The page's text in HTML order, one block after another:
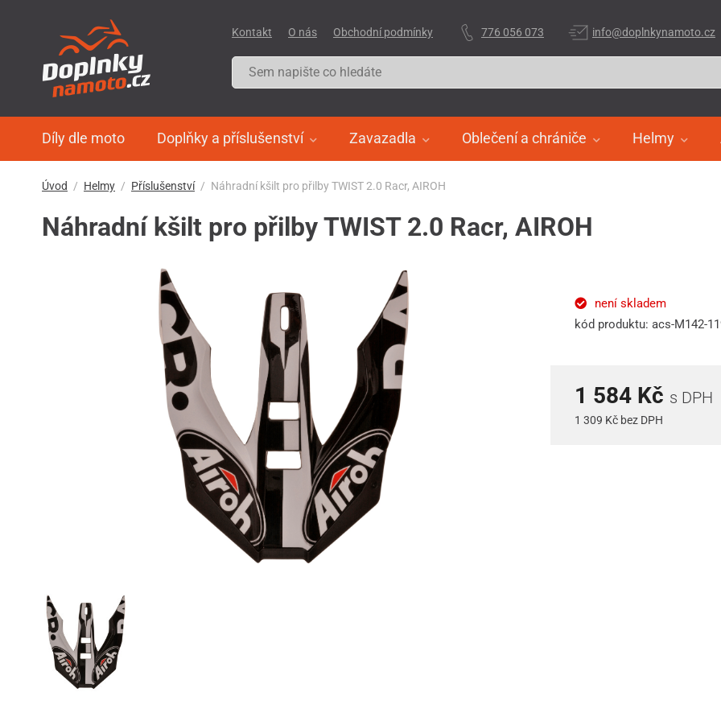
Díly dle moto Doplňky a příslušenství Zavazadla Oblečení a chrániče Helmy
Kontakt O nás Obchodní podmínky 776 056 073 info@doplnkynamoto.cz
Úvod Helmy Příslušenství Náhradní kšilt pro přilby TWIST 2.0 Racr, AIROH
Náhradní kšilt pro přilby TWIST 2.0 Racr, AIROH
není skladem
kód produktu: acs-M142-
1 584 Kč s DPH
1 309 Kč bez DPH